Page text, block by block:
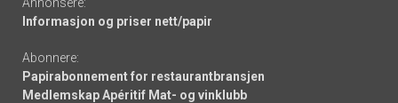
Informasjon og priser nett/papir
Abonnere:
Papirabonnement for restaurantbransjen
Medlemskap Apéritif Mat- og vinklubb